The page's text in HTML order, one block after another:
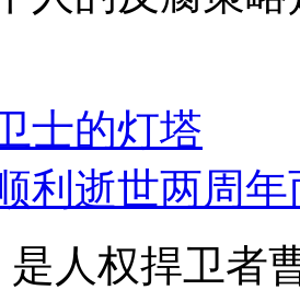
士的灯塔
逝世两周年
是人权捍卫者